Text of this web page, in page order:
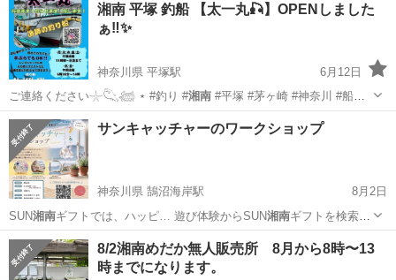
湘南 平塚 釣船 【太一丸🎣】OPENしました
ぁ‼️✨️
神奈川県 平塚駅
6月12日
ご連絡ください𓇼𓆡𓆉 ⋆ #釣り #湘南#平塚 #茅ヶ崎 #神奈川 #船釣
り…
神奈川 平塚市 平塚駅 湘南
サンキャッチャーのワークショップ
神奈川県 鵠沼海岸駅
8月2日
SUN湘南ギフトでは、ハッピ… 遊び体験からSUN湘南ギフトを検索し
てい…
神奈川 藤沢市 鵠沼海岸駅 ワークショップ
サンキャッチャー
8/2湘南めだか無人販売所 8月から8時〜13
時までになります。